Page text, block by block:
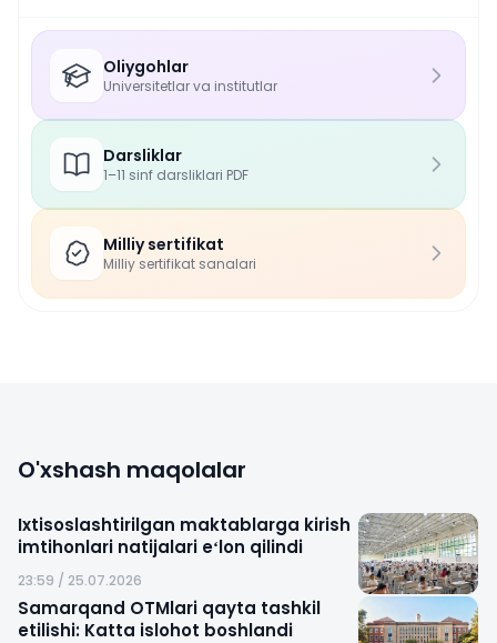
Oliygohlar
Universitetlar va institutlar
Darsliklar
1–11 sinf darsliklari PDF
Milliy sertifikat
Milliy sertifikat sanalari
O'xshash maqolalar
Ixtisoslashtirilgan maktablarga kirish
imtihonlari natijalari eʻlon qilindi
23:59 / 25.07.2026
Samarqand OTMlari qayta tashkil
etilishi: Katta islohot boshlandi